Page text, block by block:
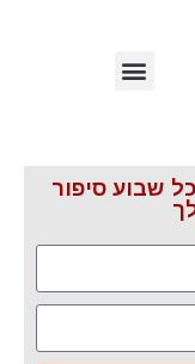
שבוע סיפור